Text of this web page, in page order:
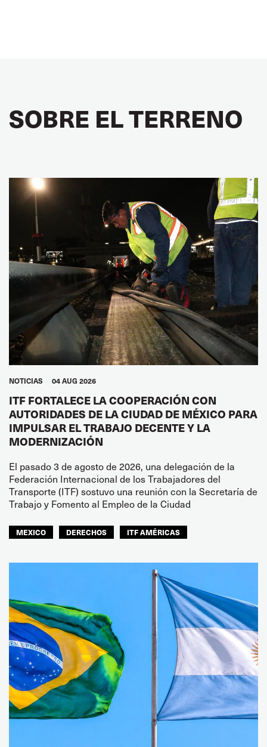
SOBRE EL TERRENO
NOTICIAS 04 AUG 2026
ITF FORTALECE LA COOPERACIÓN CON
AUTORIDADES DE LA CIUDAD DE MÉXICO PARA
IMPULSAR EL TRABAJO DECENTE Y LA
MODERNIZACIÓN
El pasado 3 de agosto de 2026, una delegación de la
Federación Internacional de los Trabajadores del
Transporte (ITF) sostuvo una reunión con la Secretaría de
Trabajo y Fomento al Empleo de la Ciudad
MEXICO DERECHOS ITF AMÉRICAS